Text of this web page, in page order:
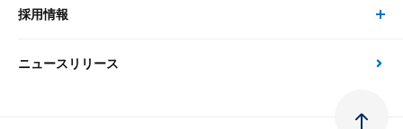
大和総研の強み
先端テクノロジーに基づく新たな価値の創出
政策分析
次世代社会への貢献
会社情報 トップ
会社概要・役員一覧
採用情報
採用情報 トップ
ニュースリリース